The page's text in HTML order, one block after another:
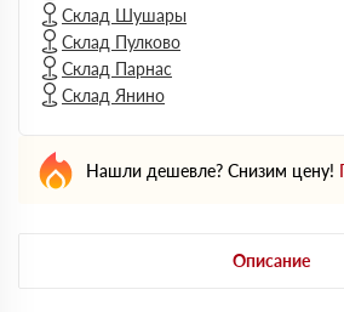
Склад Шушары
Склад Пулково
Склад Парнас
Склад Янино
Нашли дешевле? Снизим цену!
Описание